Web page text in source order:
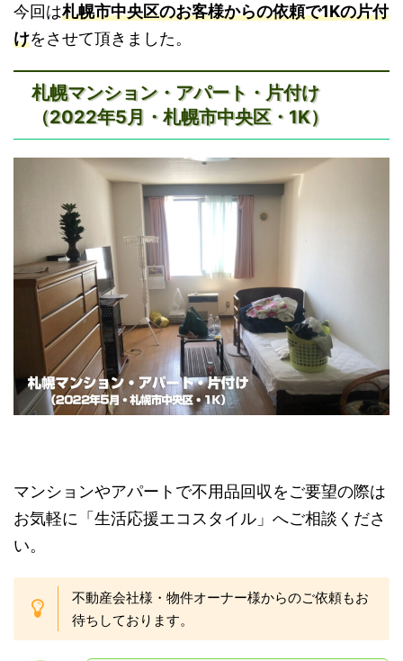
今回は札幌市中央区のお客様からの依頼で1Kの片付
けをさせて頂きました。
札幌マンション・アパート・片付け
（2022年5月・札幌市中央区・1K）
マンションやアパートで不用品回収をご要望の際は
お気軽に「生活応援エコスタイル」へご相談くださ
い。
不動産会社様・物件オーナー様からのご依頼もお
待ちしております。